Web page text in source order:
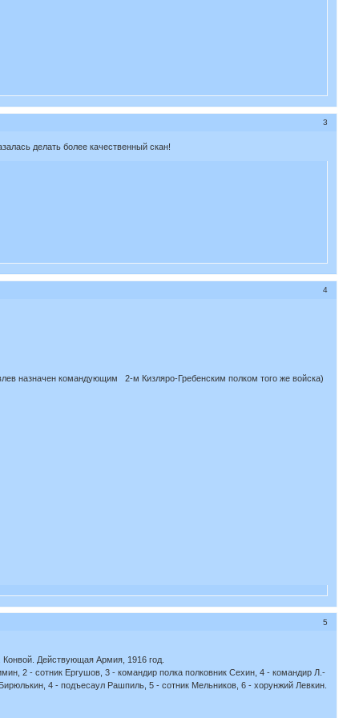
3
делать более качественный скан!
4
назначен командующим 2-м Кизляро-Гребенским полком того же войска)
5
Действующая Армия, 1916 год.
2 - сотник Ергушов, 3 - командир полка полковник Сехин, 4 - командир Л.-
4 - подъесаул Рашпиль, 5 - сотник Мельников, 6 - хорунжий Левкин.